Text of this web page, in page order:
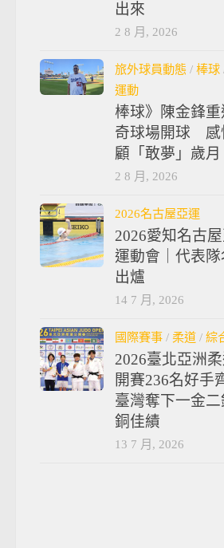
出來
2 8 月, 2026
旅外球員動態 / 棒球
運動
棒球》陳金鋒重
奇球場開球 感
顧「敢夢」歲月
2 8 月, 2026
2026名古屋亞運
2026愛知名古屋
運動會｜代表隊
出爐
14 7 月, 2026
國際賽事 / 柔道 / 綜
2026臺北亞洲
開賽236名好手
臺灣奪下一金二
銅佳績
13 7 月, 2026